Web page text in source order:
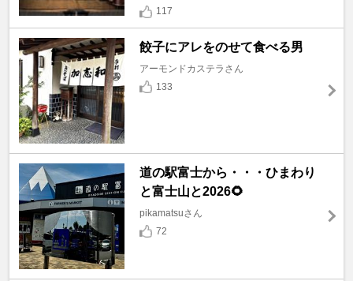
117
餃子にアレをのせて食べる男
アーモンドカステラさん
133
道の駅富士から・・・ひまわり
と富士山と2026🌻
pikamatsuさん
72